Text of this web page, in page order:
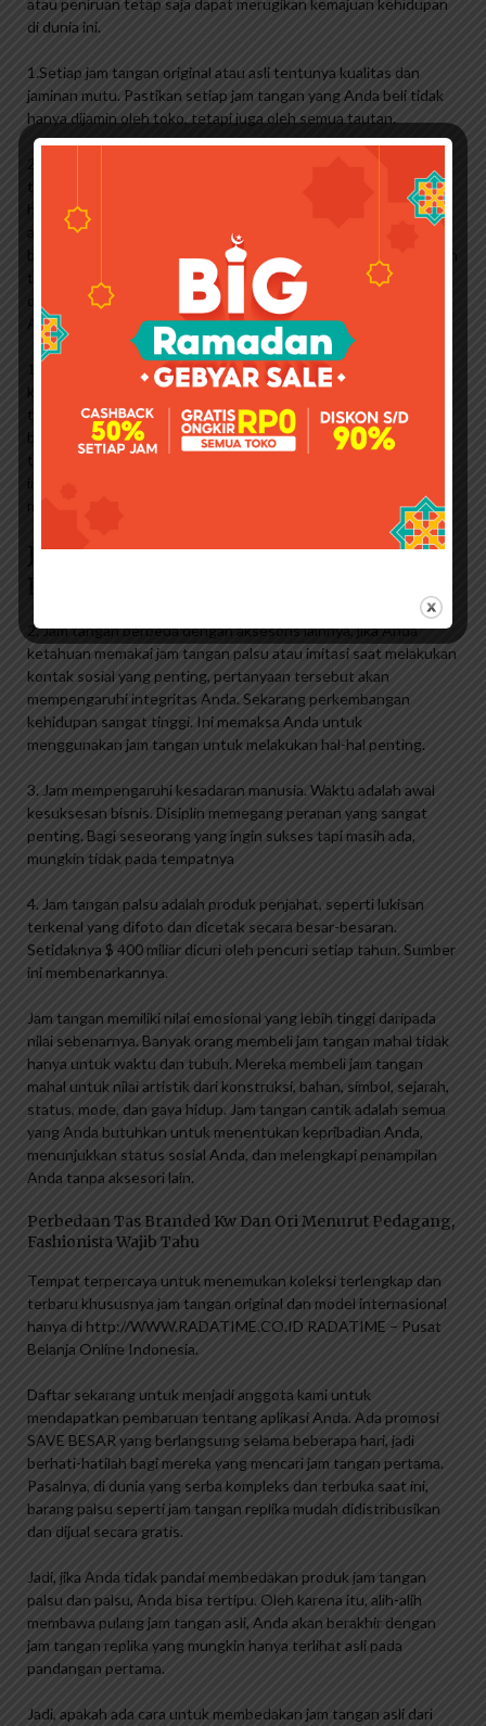
atau peniruan tetap saja dapat merugikan kemajuan kehidupan
di dunia ini.
1.Setiap jam tangan original atau asli tentunya kualitas dan
jaminan mutu. Pastikan setiap jam tangan yang Anda beli tidak
hanya dijamin oleh toko, tetapi juga oleh semua tautan.
tangan asli dan KW seperti halnya pecinta tas. Perbedaan ini
harus diakui sebagai material, warna, material, finishing, fungsi
atau desain atau keunggulan lainnya. Namun, jam tangan KW
bisa ditiru hingga hampir mirip dengan aslinya. Sebaiknya beli jam
tangan hanya dari penjual yang memiliki reputasi baik, dikenal
dan dapat dipercaya. Selanjutnya, pastikan jam tangan yang
Anda beli adalah sesuatu yang selalu dapat diterima
1. Bahan yang digunakan mungkin tidak memenuhi standar
kesehatan internasional, dan anak di bawah umur mungkin
terlibat dalam produksi. Itu bisa berupa limbah industri, zat
beracun atau kombinasi zat berbahaya. Sepertinya no-brainer,
tetapi mengenakan jam tangan yang tidak memenuhi standar
internasional membuat pemakainya berisiko terkena kanker,
menurut surat kabar ini.
Jual Gratis Ongkir Promo Hari
2. Jam tangan berbeda dengan aksesoris lainnya, jika Anda
ketahuan memakai jam tangan palsu atau imitasi saat melakukan
kontak sosial yang penting, pertanyaan tersebut akan
mempengaruhi integritas Anda. Sekarang perkembangan
kehidupan sangat tinggi. Ini memaksa Anda untuk
menggunakan jam tangan untuk melakukan hal-hal penting.
3. Jam mempengaruhi kesadaran manusia. Waktu adalah awal
kesuksesan bisnis. Disiplin memegang peranan yang sangat
penting. Bagi seseorang yang ingin sukses tapi masih ada,
mungkin tidak pada tempatnya
4. Jam tangan palsu adalah produk penjahat, seperti lukisan
terkenal yang difoto dan dicetak secara besar-besaran.
Setidaknya $ 400 miliar dicuri oleh pencuri setiap tahun. Sumber
ini membenarkannya.
Jam tangan memiliki nilai emosional yang lebih tinggi daripada
nilai sebenarnya. Banyak orang membeli jam tangan mahal tidak
hanya untuk waktu dan tubuh. Mereka membeli jam tangan
mahal untuk nilai artistik dari konstruksi, bahan, simbol, sejarah,
status, mode, dan gaya hidup. Jam tangan cantik adalah semua
yang Anda butuhkan untuk menentukan kepribadian Anda,
menunjukkan status sosial Anda, dan melengkapi penampilan
Anda tanpa aksesori lain.
Perbedaan Tas Branded Kw Dan Ori Menurut Pedagang,
Fashionista Wajib Tahu
Tempat terpercaya untuk menemukan koleksi terlengkap dan
terbaru khususnya jam tangan original dan model internasional
hanya di http://WWW.RADATIME.CO.ID RADATIME – Pusat
Belanja Online Indonesia.
Daftar sekarang untuk menjadi anggota kami untuk
mendapatkan pembaruan tentang aplikasi Anda. Ada promosi
SAVE BESAR yang berlangsung selama beberapa hari, jadi
berhati-hatilah bagi mereka yang mencari jam tangan pertama.
Pasalnya, di dunia yang serba kompleks dan terbuka saat ini,
barang palsu seperti jam tangan replika mudah didistribusikan
dan dijual secara gratis.
Jadi, jika Anda tidak pandai membedakan produk jam tangan
palsu dan palsu, Anda bisa tertipu. Oleh karena itu, alih-alih
membawa pulang jam tangan asli, Anda akan berakhir dengan
jam tangan replika yang mungkin hanya terlihat asli pada
pandangan pertama.
Jadi, apakah ada cara untuk membedakan jam tangan asli dari